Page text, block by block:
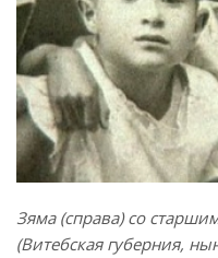
Зяма (справа) со
(Витебская губерния,